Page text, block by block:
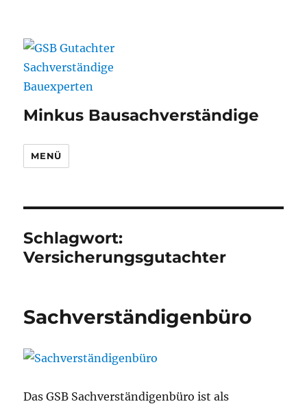
Minkus Bausachverständige
MENÜ
Schlagwort:
Versicherungsgutachter
Sachverständigenbüro
Das GSB Sachverständigenbüro ist als